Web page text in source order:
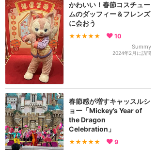
かわいい！春節コスチュー
ムのダッフィー＆フレンズ
に会おう
★★★★★ 10
Summy
2024年2月に訪問
春節感が増すキャッスルシ
ョー「Mickey’s Year of
the Dragon
Celebration」
★★★★★ 9